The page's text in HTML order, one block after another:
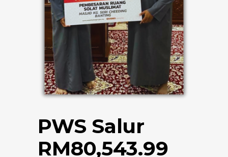
PWS Salur
RM80,543.99